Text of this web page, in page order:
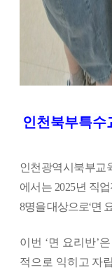
인천북부특수
인천광역시북부교
에서는 2025년 직
8명을 대상으로‘면
이번 ‘면 요리반’
적으로 익히고 자